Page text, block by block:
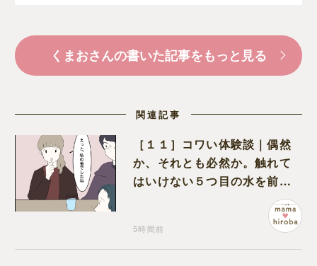
くまおさんの書いた記事をもっと見る
関連記事
［１１］コワい体験談｜偶然
か、それとも必然か。触れて
はいけない５つ目の水を前に
5時間前